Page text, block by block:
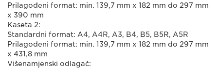
Prilagođeni format: min. 139,7 mm x 182 mm do 297 mm
x 390 mm
Kaseta 2:
Standardni format: A4, A4R, A3, B4, B5, B5R, A5R
Prilagođeni format: min. 139,7 mm x 182 mm do 297 mm
x 431,8 mm
Višenamjenski odlagač: